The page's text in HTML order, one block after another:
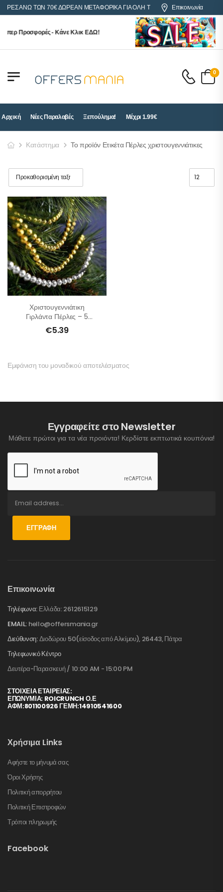
ΑΝΩ ΤΩΝ 70€ ΔΩΡΕΑΝ ΜΕΤΑΦΟΡΙΚΑ ΓΙΑ ΟΛΗ ΤΗΝ ΕΛΛΑΔΑΕπικοινωνία
Προσφορές - Κάνε Κλικ ΕΔΩ!
0
Αρχική Νέες Παραλαβές Ξεπούλημα! Μέχρι 1.99€
Κατάστημα Το προϊόν Ετικέτα Πέρλες χριστουγεννιάτικες
Χριστουγεννιάτικη
Γιρλάντα Πέρλες – 5
Μέτρα
€5.39
Εμφάνιση του μοναδικού αποτελέσματος
Εγγραφείτε στο Newsletter
Μάθετε πρώτοι για τα νέα προιόντα! Κερδίστε εκπτωτικά κουπόνια!
ΕΓΓΡΑΦΉ
Επικοινωνία
Τηλέφωνα: Ελλάδα: 2612615129
EMAIL: hello@offersmania.gr
Διεύθυνση:Διοδώρου 50(είσοδος από Αλκίμου), 26443, Πάτρα
Τηλεφωνικό Κέντρο
Δευτέρα-Παρασκευή / 10:00 AM - 15:00 PM
ΣΤΟΙΧΕΊΑ ΕΤΑΙΡΕΊΑΣ:
ΕΠΩΝΥΜΙΑ: ROICRUNCH Ο.Ε
ΑΦΜ:801100926 ΓΕΜΗ:14910541600
Χρήσιμα Links
Αφήστε το μήνυμά σας
Όροι Χρήσης
Πολιτική απορρήτου
Πολιτική Επιστροφών
Τρόποι πληρωμής
Facebook